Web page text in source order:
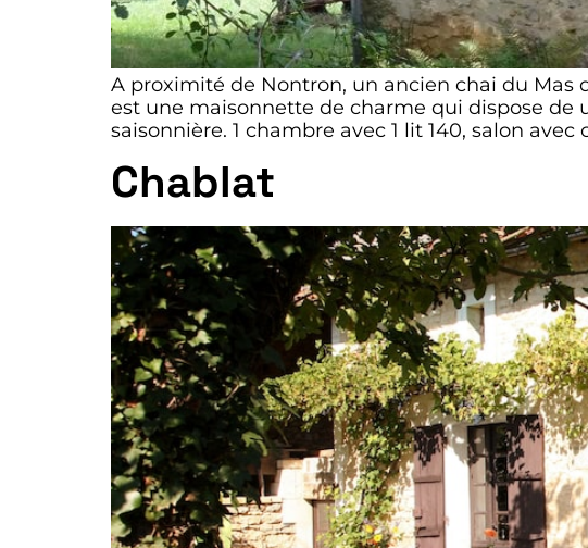
A proximité de Nontron, un ancien chai du Mas
est une maisonnette de charme qui dispose de
saisonnière. 1 chambre avec 1 lit 140, salon avec
Chablat